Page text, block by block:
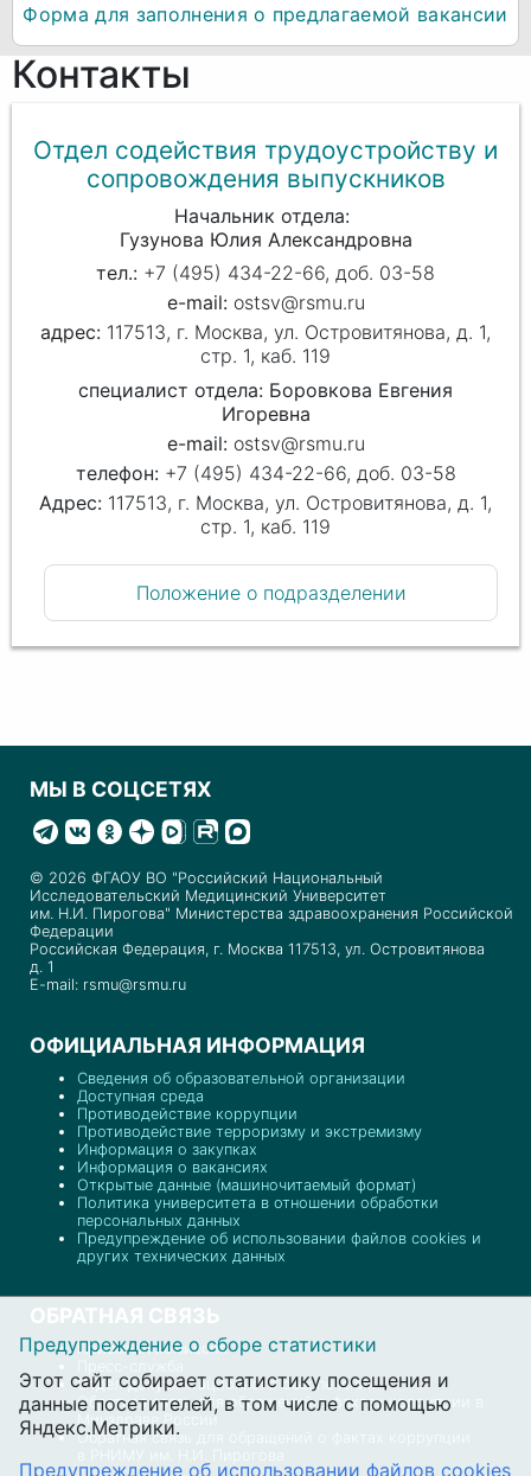
Форма для заполнения о предлагаемой вакансии
Контакты
Отдел содействия трудоустройству и
сопровождения выпускников
Начальник отдела
Гузунова Юлия Александровна
+7 (495) 434-22-66, доб. 03-58
ostsv@rsmu.ru
117513, г. Москва, ул. Островитянова, д. 1,
стр. 1, каб. 119
специалист отдела: Боровкова Евгения
Игоревна
e-mail:ostsv@rsmu.ru
телефон:+7 (495) 434-22-66, доб. 03-58
Адрес: 117513, г. Москва, ул. Островитянова, д. 1,
стр. 1, каб. 119
Положение о подразделении
МЫ В СОЦСЕТЯХ
© 2026 ФГАОУ ВО "Российский Национальный
Исследовательский Медицинский Университет
им. Н.И. Пирогова" Министерства здравоохранения Российской
Федерации
Российская Федерация, г. Москва 117513, ул. Островитянова
д. 1
E-mail: rsmu@rsmu.ru
ОФИЦИАЛЬНАЯ ИНФОРМАЦИЯ
Сведения об образовательной организации
Доступная среда
Противодействие коррупции
Противодействие терроризму и экстремизму
Информация о закупках
Информация о вакансиях
Открытые данные (машиночитаемый формат)
Политика университета в отношении обработки
персональных данных
Предупреждение об использовании файлов cookies и
других технических данных
ОБРАТНАЯ СВЯЗЬ
Приемная комиссия
Отдел документационного обеспечения
Обратная связь для обращений о фактах коррупции в
Минздраве России
Обратная связь для обращений о фактах коррупции
Предупреждение о сборе статистики
Этот сайт собирает статистику посещения и
данные посетителей, в том числе с помощью
Яндекс.Метрики.
Предупреждение об использовании файлов cookies